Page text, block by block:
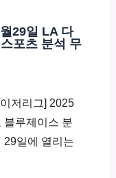
29일 LA 다
포츠 분석 무
저리그] 2025
블루제이스 분
29일에 열리는